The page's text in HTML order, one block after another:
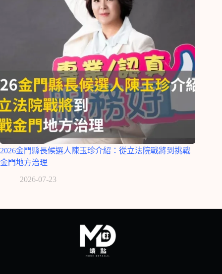
2026金門縣長候選人陳玉珍介紹：從立法院戰將到挑戰
金門地方治理
2026-07-23